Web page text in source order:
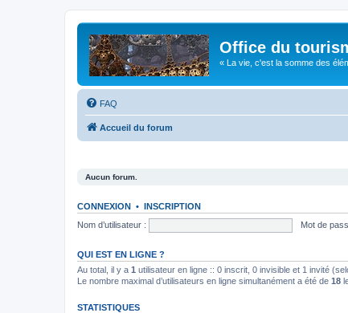
Office du
« La vie, c'est la somme des
FAQ
Accueil du forum
Aucun forum.
CONNEXION • INSCRIPTION
Nom d’utilisateur :
Mot de
QUI EST EN LIGNE ?
Au total, il y a 1 utilisateur en ligne :: 0 inscrit, 0 invisible et 1 invité
Le nombre maximal d’utilisateurs en ligne simultanément a été de 18
STATISTIQUES